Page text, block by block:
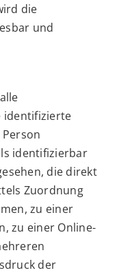
die
und
identifizierte
identifizierbar
die direkt
Zuordnung
zu einer
zu einer Online-
der